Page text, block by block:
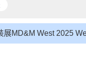
展MD&M West 2025